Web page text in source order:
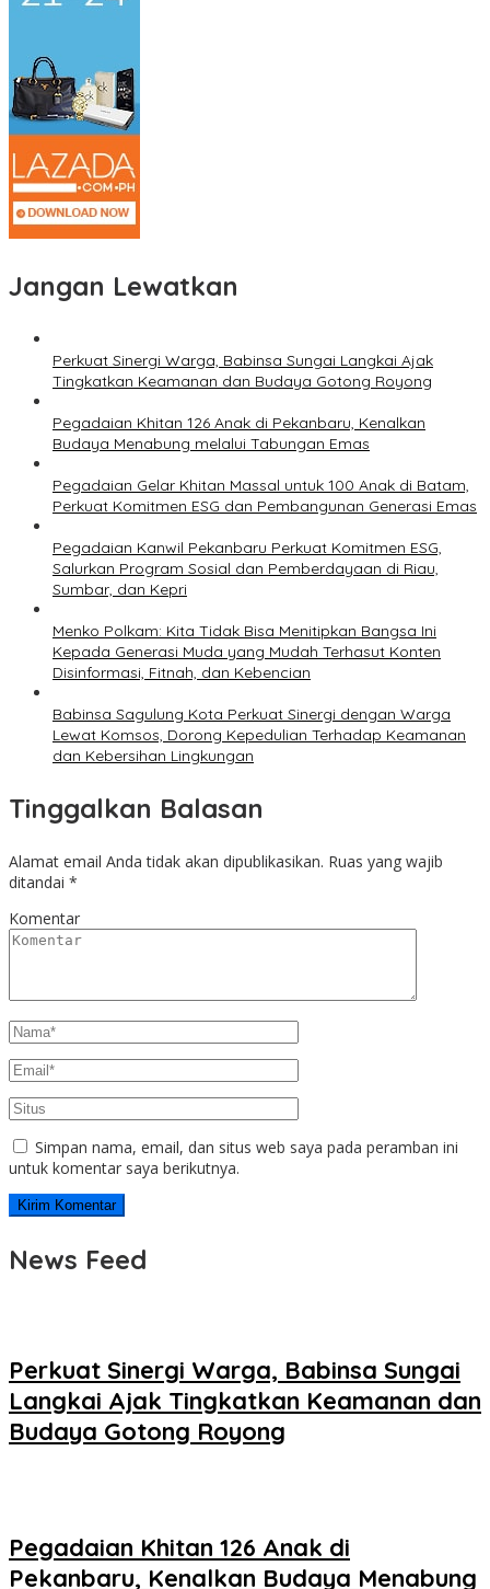
Jangan Lewatkan
Perkuat Sinergi Warga, Babinsa Sungai Langkai Ajak
Tingkatkan Keamanan dan Budaya Gotong Royong
Pegadaian Khitan 126 Anak di Pekanbaru, Kenalkan
Budaya Menabung melalui Tabungan Emas
Pegadaian Gelar Khitan Massal untuk 100 Anak di Batam,
Perkuat Komitmen ESG dan Pembangunan Generasi Emas
Pegadaian Kanwil Pekanbaru Perkuat Komitmen ESG,
Salurkan Program Sosial dan Pemberdayaan di Riau,
Sumbar, dan Kepri
Menko Polkam: Kita Tidak Bisa Menitipkan Bangsa Ini
Kepada Generasi Muda yang Mudah Terhasut Konten
Disinformasi, Fitnah, dan Kebencian
Babinsa Sagulung Kota Perkuat Sinergi dengan Warga
Lewat Komsos, Dorong Kepedulian Terhadap Keamanan
dan Kebersihan Lingkungan
Tinggalkan Balasan
Alamat email Anda tidak akan dipublikasikan. Ruas yang wajib
ditandai *
Komentar
Simpan nama, email, dan situs web saya pada peramban ini
untuk komentar saya berikutnya.
News Feed
Perkuat Sinergi Warga, Babinsa Sungai
Langkai Ajak Tingkatkan Keamanan dan
Budaya Gotong Royong
Pegadaian Khitan 126 Anak di
Pekanbaru, Kenalkan Budaya Menabung